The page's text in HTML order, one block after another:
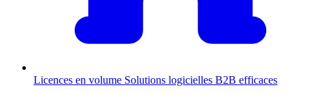
Licences en volume Solutions logicielles B2B efficaces